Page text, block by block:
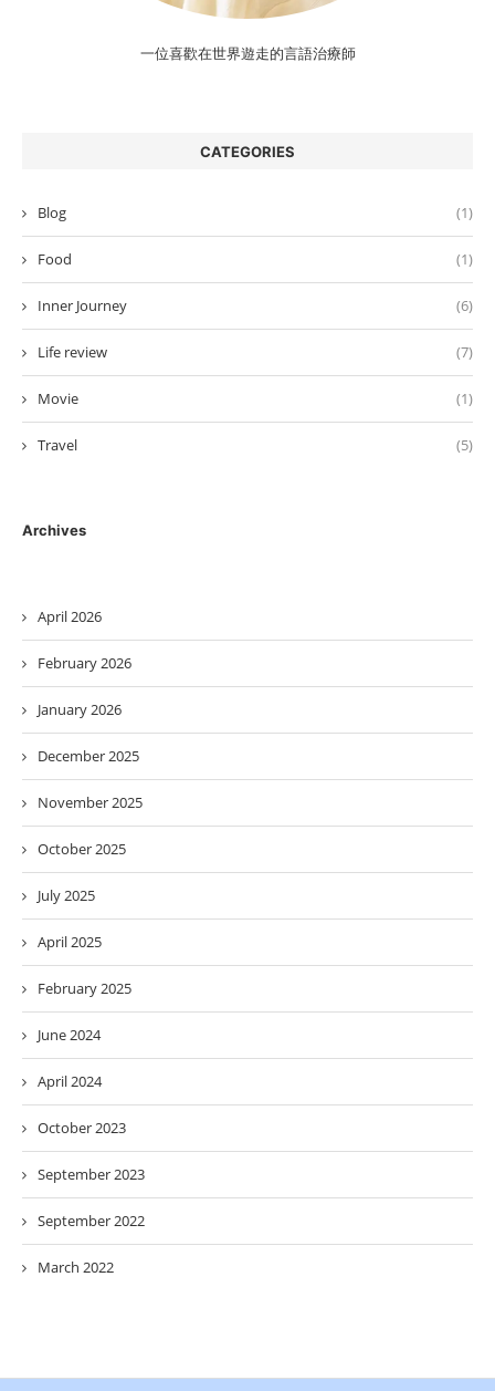
一位喜歡在世界遊走的言語治療師
CATEGORIES
Blog (1)
Food (1)
Inner Journey (6)
Life review (7)
Movie (1)
Travel (5)
Archives
April 2026
February 2026
January 2026
December 2025
November 2025
October 2025
July 2025
April 2025
February 2025
June 2024
April 2024
October 2023
September 2023
September 2022
March 2022